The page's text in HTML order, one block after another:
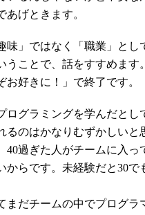
あげときます。
」ではなく「職業」とし
うことで、話をすすめます。
好きに！」で終了です。
グラミングを学んだとし
るのはかなりむずかしいと
過ぎた人がチームに入っ
からです。未経験だと30で
まだチームの中でプログラ